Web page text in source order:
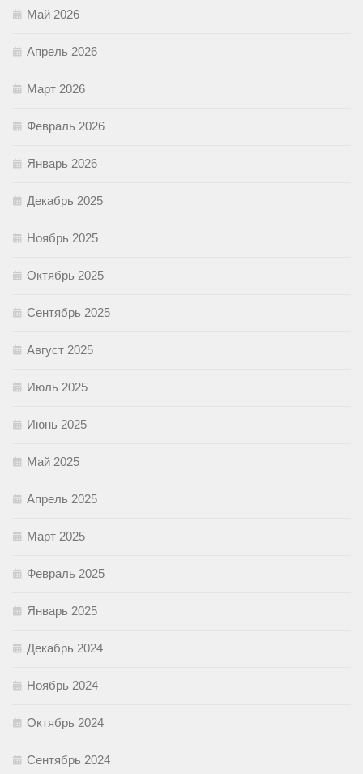
Май 2026
Апрель 2026
Март 2026
Февраль 2026
Январь 2026
Декабрь 2025
Ноябрь 2025
Октябрь 2025
Сентябрь 2025
Август 2025
Июль 2025
Июнь 2025
Май 2025
Апрель 2025
Март 2025
Февраль 2025
Январь 2025
Декабрь 2024
Ноябрь 2024
Октябрь 2024
Сентябрь 2024